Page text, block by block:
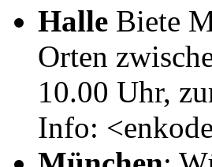
Halle Biete
Orten
10.00 Uhr,
Info: